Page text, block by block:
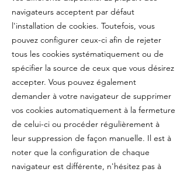
navigateurs acceptent par défaut
l'installation de cookies. Toutefois, vous
pouvez configurer ceux-ci afin de rejeter
tous les cookies systématiquement ou de
spécifier la source de ceux que vous désirez
accepter. Vous pouvez également
demander à votre navigateur de supprimer
vos cookies automatiquement à la fermeture
de celui-ci ou procéder régulièrement à
leur suppression de façon manuelle. Il est à
noter que la configuration de chaque
navigateur est différente, n'hésitez pas à